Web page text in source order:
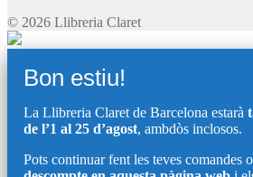
© 2026 Llibreria Claret
Bon estiu!
La Llibreria Claret de Barcelona estarà
de l’1 al 25 d’agost, ambdòs inclosos.
Pots continuar fent les teves comandes